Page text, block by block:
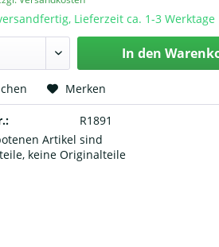
Lieferzeit ca. 1-3 Werktage
In den
Merken
R1891
Artikel sind
keine Originalteile